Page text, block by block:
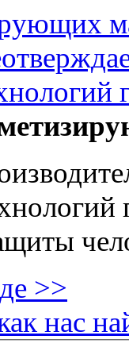
>>
нас